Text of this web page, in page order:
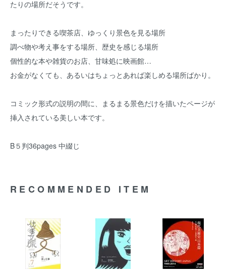
たりの場所だそうです。
まったりできる喫茶店、ゆっくり景色を見る場所
調べ物や考え事をする場所、歴史を感じる場所
個性的な本や雑貨のお店、甘味処に映画館…
お金がなくても、あるいはちょっとあれば楽しめる場所ばかり。
コミック形式の説明の間に、まるまる景色だけを描いたページが
挿入されている美しい本です。
B５判36pages 中綴じ
RECOMMENDED ITEM